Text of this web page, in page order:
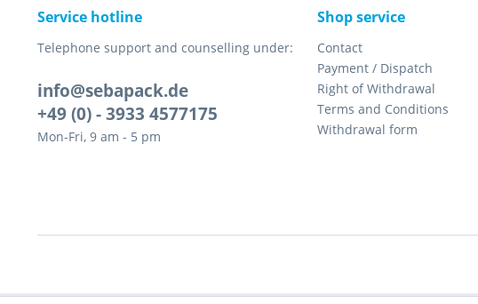
Service hotline
Telephone support and counselling under:
info@sebapack.de
+49 (0) - 3933 4577175
Mon-Fri, 9 am - 5 pm
Shop service
Contact
Payment / Dispatch
Right of Withdrawal
Terms and Conditions
Withdrawal form